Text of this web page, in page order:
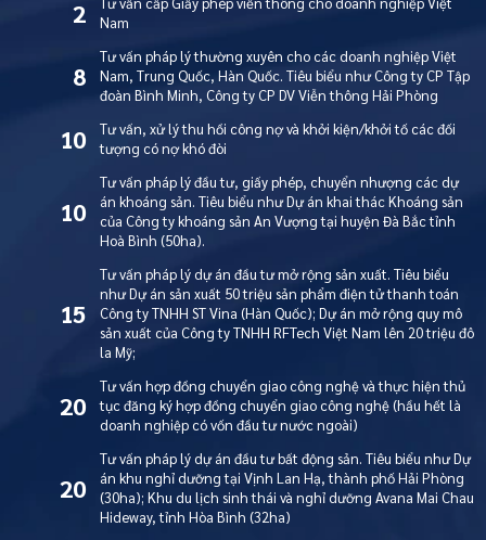
2
Nam
8
Tư vấn pháp lý thường xuyên cho các doanh nghiệp Việt
Nam, Trung Quốc, Hàn Quốc. Tiêu biểu như Công ty CP Tập
đoàn Bình Minh, Công ty CP DV Viễn thông Hải Phòng
10
Tư vấn, xử lý thu hồi công nợ và khởi kiện/khởi tố các đối
tượng có nợ khó đòi
10
Tư vấn pháp lý đầu tư, giấy phép, chuyển nhượng các dự
án khoáng sản. Tiêu biểu như Dự án khai thác Khoáng sản
của Công ty khoáng sản An Vượng tại huyện Đà Bắc tỉnh
Hoà Bình (50ha).
15
Tư vấn pháp lý dự án đầu tư mở rộng sản xuất. Tiêu biểu
như Dự án sản xuất 50 triệu sản phẩm điện tử thanh toán
Công ty TNHH ST Vina (Hàn Quốc); Dự án mở rộng quy mô
sản xuất của Công ty TNHH RFTech Việt Nam lên 20 triệu đô
la Mỹ;
20
Tư vấn hợp đồng chuyển giao công nghệ và thực hiện thủ
tục đăng ký hợp đồng chuyển giao công nghệ (hầu hết là
doanh nghiệp có vốn đầu tư nước ngoài)
20
Tư vấn pháp lý dự án đầu tư bất động sản. Tiêu biểu như Dự
án khu nghỉ dưỡng tại Vịnh Lan Hạ, thành phố Hải Phòng
(30ha); Khu du lịch sinh thái và nghỉ dưỡng Avana Mai Chau
Hideway, tỉnh Hòa Bình (32ha)